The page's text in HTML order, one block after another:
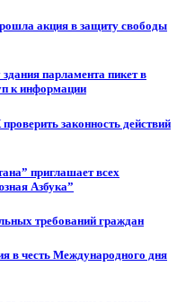
акция в защиту свободы
парламента пикет в
к информации
законность действий
приглашает всех
Азбука”
требований граждан
в честь Международного дня